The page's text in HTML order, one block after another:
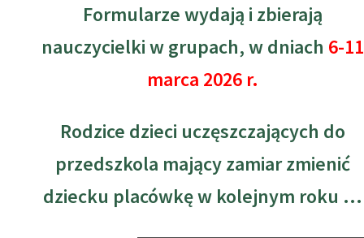
Formularze wydają i zbierają
nauczycielki w grupach, w dniach 6-11
marca 2026 r.
Rodzice dzieci uczęszczających do
przedszkola mający zamiar zmienić
dziecku placówkę w kolejnym roku …